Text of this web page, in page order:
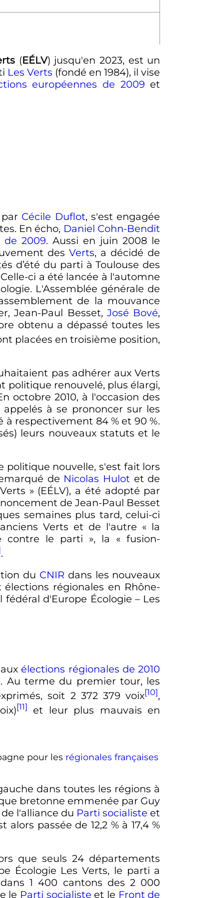
(EÉLV) jusqu'en 2023, est un
Les Verts (fondé en 1984), il vise
européennes de 2009 et
Cécile Duflot, s'est engagée
En écho, Daniel Cohn-Bendit
de 2009. Aussi en juin 2008 le
des Verts, a décidé de
d’été du parti à Toulouse des
ci a été lancée à l'automne
L'Assemblée générale de
de la mouvance
Jean-Paul Besset, José Bové,
obtenu a dépassé toutes les
placées en troisième position,
pas adhérer aux Verts
renouvelé, plus élargi,
octobre 2010, à l'occasion des
à se prononcer sur les
à respectivement 84 % et 90 %.
leurs nouveaux statuts et le
nouvelle, s'est fait lors
de Nicolas Hulotet de
»(EÉLV), a été adopté par
de Jean-Paul Besset
semaines plus tard, celui-ci
Verts et de l'autre « la
contre le parti », la « fusion-
.
du CNIR dans les nouveaux
régionales en Rhône-
d'Europe Écologie – Les
élections régionales de 2010
Au terme du premier tour, les
soit 2 372 379 voix[10],
[11] et leur plus mauvais en
pour les régionales françaises
dans toutes les régions à
bretonne emmenée par Guy
l'alliance du Parti socialiste et
alors passée de 12,2 % à 17,4 %
que seuls 24 départements
Écologie Les Verts, le parti a
dans1 400 cantons des2 000
le Parti socialiste et le Front de